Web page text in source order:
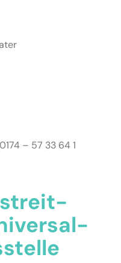
– 57 33 64 1